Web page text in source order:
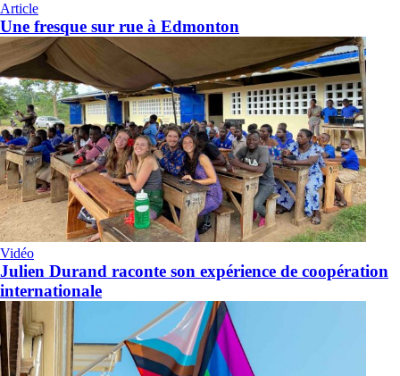
Article
Une fresque sur rue à Edmonton
Vidéo
Julien Durand raconte son expérience de coopération
internationale